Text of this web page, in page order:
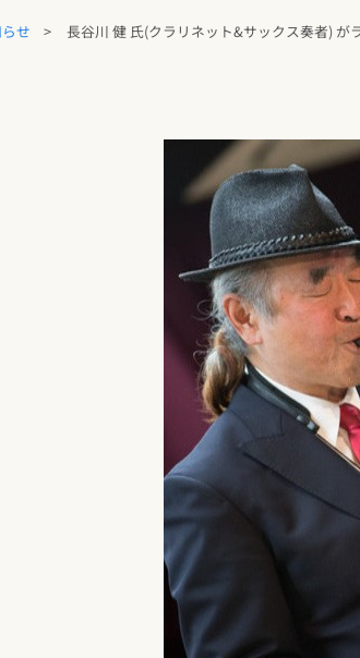
せ > 長谷川 健 氏(クラリネット&サックス奏者) が